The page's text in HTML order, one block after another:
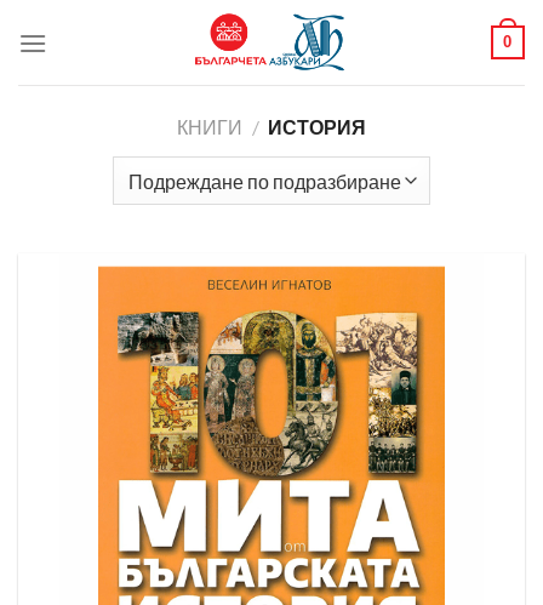
0
КНИГИ / ИСТОРИЯ